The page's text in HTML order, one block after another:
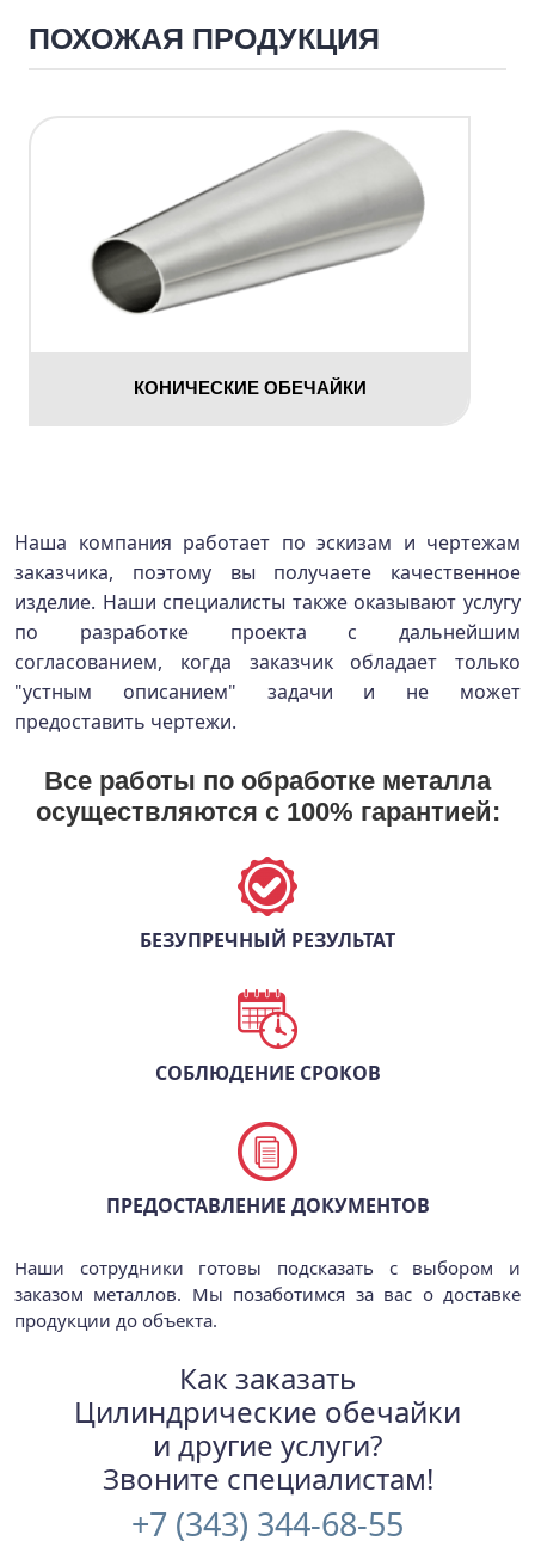
ПОХОЖАЯ ПРОДУКЦИЯ
КОНИЧЕСКИЕ ОБЕЧАЙКИ
Наша компания работает по эскизам и чертежам
заказчика, поэтому вы получаете качественное
изделие. Наши специалисты также оказывают услугу
по разработке проекта с дальнейшим
согласованием, когда заказчик обладает только
"устным описанием" задачи и не может
предоставить чертежи.
Все работы по обработке металла
осуществляются с 100% гарантией:
БЕЗУПРЕЧНЫЙ РЕЗУЛЬТАТ
СОБЛЮДЕНИЕ СРОКОВ
ПРЕДОСТАВЛЕНИЕ ДОКУМЕНТОВ
Наши сотрудники готовы подсказать с выбором и
заказом металлов. Мы позаботимся за вас о доставке
продукции до объекта.
Как заказать
Цилиндрические обечайки
и другие услуги?
Звоните специалистам!
+7 (343) 344-68-55